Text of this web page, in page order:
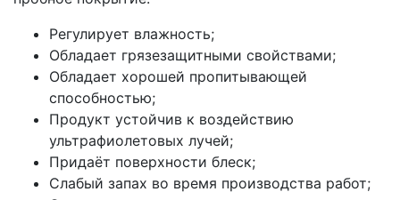
Регулирует влажность;
Обладает грязезащитными свойствами;
Обладает хорошей пропитывающей
способностью;
Продукт устойчив к воздействию
ультрафиолетовых лучей;
Придаёт поверхности блеск;
Слабый запах во время производства работ;